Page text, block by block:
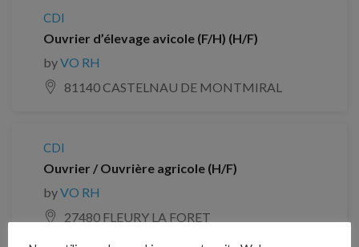
CDI
Ouvrier d’élevage avicole (F/H) (H/F)
byVO RH
81140 CASTELNAU DE MONTMIRAL
CDI
Ouvrier / Ouvrière agricole (H/F)
byVO RH
27480 FLEURY LA FORET